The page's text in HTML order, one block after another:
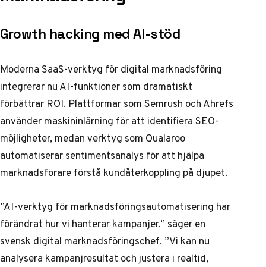
Growth hacking med AI-stöd
Moderna SaaS-verktyg för digital marknadsföring
integrerar nu AI-funktioner som dramatiskt
förbättrar ROI. Plattformar som Semrush och Ahrefs
använder maskininlärning för att identifiera SEO-
möjligheter, medan verktyg som Qualaroo
automatiserar sentimentsanalys för att hjälpa
marknadsförare förstå kundåterkoppling på djupet.
”AI-verktyg för marknadsföringsautomatisering har
förändrat hur vi hanterar kampanjer,” säger en
svensk digital marknadsföringschef. ”Vi kan nu
analysera kampanjresultat och justera i realtid,